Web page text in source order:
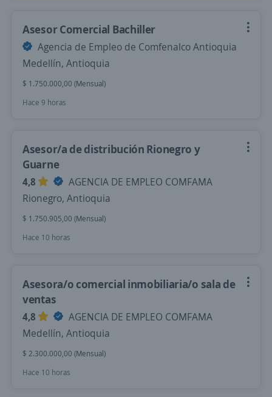
Asesor Comercial Bachiller
Agencia de Empleo de Comfenalco Antioquia
Medellín, Antioquia
$ 1.750.000,00 (Mensual)
Hace 9 horas
Asesor/a de distribución Rionegro y
Guarne
4,8
AGENCIA DE EMPLEO COMFAMA
Rionegro, Antioquia
$ 1.750.905,00 (Mensual)
Hace 10 horas
Asesora/o comercial inmobiliaria/o sala de
ventas
4,8
AGENCIA DE EMPLEO COMFAMA
Medellín, Antioquia
$ 2.300.000,00 (Mensual)
Hace 10 horas